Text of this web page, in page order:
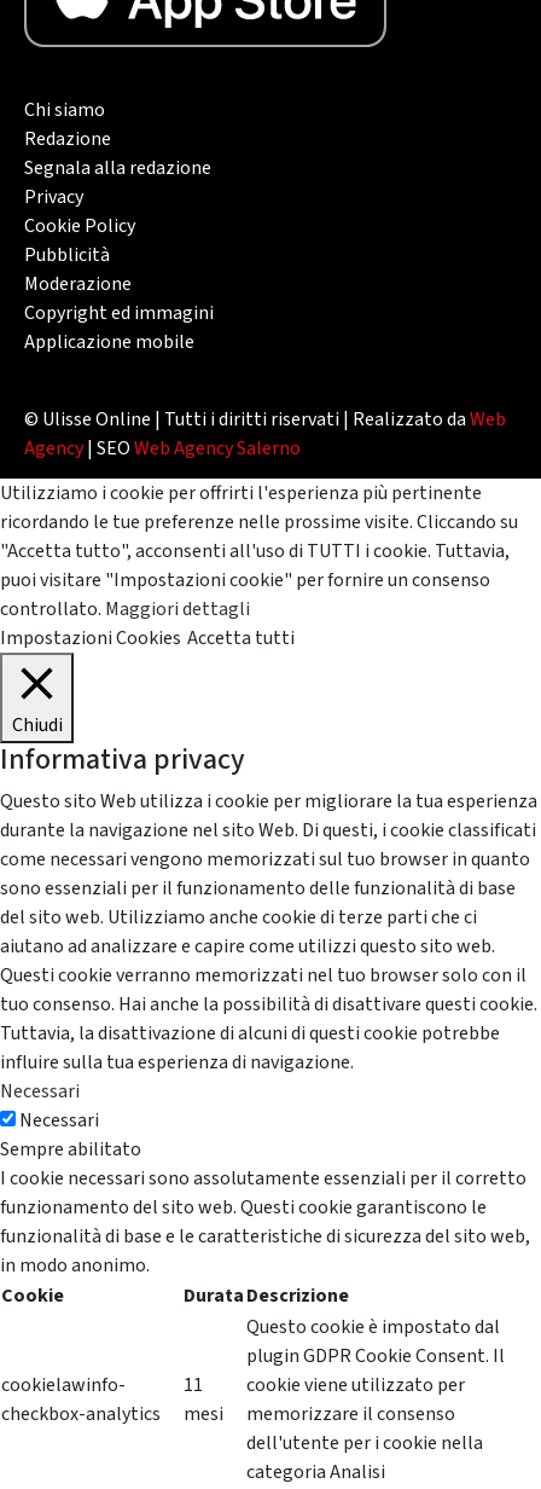
Chi siamo
Redazione
Segnala alla redazione
Privacy
Cookie Policy
Pubblicità
Moderazione
Copyright ed immagini
Applicazione mobile
© Ulisse Online | Tutti i diritti riservati | Realizzato daWeb
Agency| SEOWeb Agency Salerno
Utilizziamo i cookie per offrirti l'esperienza più pertinente
ricordando le tue preferenze nelle prossime visite. Cliccando su
"Accetta tutto", acconsenti all'uso di TUTTI i cookie. Tuttavia,
puoi visitare "Impostazioni cookie" per fornire un consenso
controllato. Maggiori dettagli
Impostazioni Cookies Accetta tutti
Chiudi
Informativa privacy
Questo sito Web utilizza i cookie per migliorare la tua esperienza
durante la navigazione nel sito Web. Di questi, i cookie classificati
come necessari vengono memorizzati sul tuo browser in quanto
sono essenziali per il funzionamento delle funzionalità di base
del sito web. Utilizziamo anche cookie di terze parti che ci
aiutano ad analizzare e capire come utilizzi questo sito web.
Questi cookie verranno memorizzati nel tuo browser solo con il
tuo consenso. Hai anche la possibilità di disattivare questi cookie.
Tuttavia, la disattivazione di alcuni di questi cookie potrebbe
influire sulla tua esperienza di navigazione.
Necessari
Necessari
Sempre abilitato
I cookie necessari sono assolutamente essenziali per il corretto
funzionamento del sito web. Questi cookie garantiscono le
funzionalità di base e le caratteristiche di sicurezza del sito web,
in modo anonimo.
Cookie
DurataDescrizione
cookielawinfo-
checkbox-analytics
11
mesi
Questo cookie è impostato dal
plugin GDPR Cookie Consent. Il
cookie viene utilizzato per
memorizzare il consenso
dell'utente per i cookie nella
categoria Analisi